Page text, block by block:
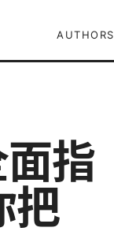
AUTHORS
指
把